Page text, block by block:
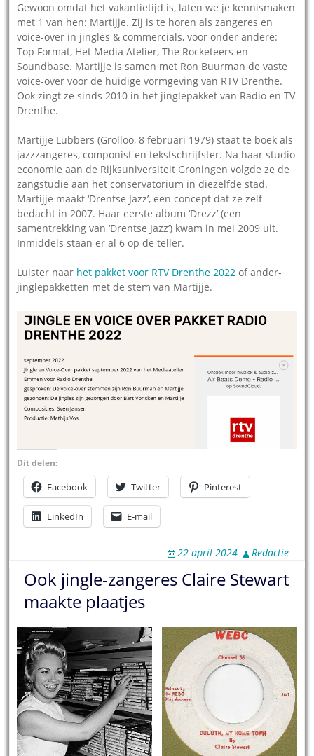
Gewoon omdat het vakantietijd is, laten we je kennismaken
met 1 van hen: Martijje. Zij is te horen als zangeres en
voice-over in jingles & commercials, voor onder andere:
Top Format, Het Media Atelier, The Rocketeers en
Soundbase. Martijje is samen met Ron Buurman de vaste
voice-over voor de huidige vormgeving van RTV Drenthe.
Ook zingt ze sinds 2010 in het jinglepakket van Radio en TV
Drenthe.
Martijje Lubbers (Grolloo, 8 februari 1979) staat te boek als
jazzzangeres, componist en tekstschrijfster. Na haar studio
economie aan de Rijksuniversiteit Groningen volgde ze de
zangstudie aan het conservatorium in diezelfde stad.
Martijje maakt ‘Drentse Jazz’, een concept dat ze zelf
bedacht in 2007. Haar eerste album ‘Drezz’ (een
samentrekking van ‘Drentse Jazz’) kwam in mei 2009 uit.
Inmiddels staan er al 6 op de teller.
Luister naar het pakket voor RTV Drenthe 2022 of ander-
jinglepakketten met de stem van Martijje.
Dit delen:
Facebook Twitter Pinterest
LinkedIn E-mail
22 april 2024 Redactie
Ook jingle-zangeres Claire Stewart
maakte plaatjes